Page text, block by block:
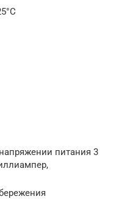
питания 3